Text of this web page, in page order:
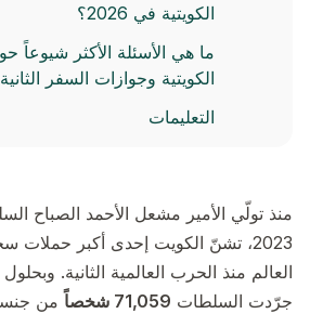
الكويتية في 2026؟
ما هي الأسئلة الأكثر شيوعاً
الكويتية وجوازات السفر
التعليمات
2023، تشنّ الكويت إحدى أكبر
جرّدت السلطات 71,059 شخصاً
من